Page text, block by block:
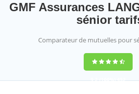
GMF Assurances
sénior
Comparateur de mutuelles pour
9,2(100%)452